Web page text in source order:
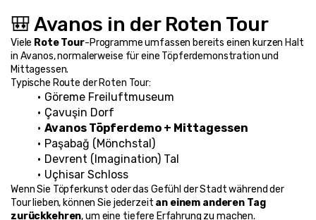
🎒 Avanos in der Roten Tour
Viele Rote Tour-Programme umfassen bereits einen kurzen Halt
in Avanos, normalerweise für eine Töpferdemonstration und
Mittagessen.
Typische Route der Roten Tour:
Göreme Freiluftmuseum
Çavuşin Dorf
Avanos Töpferdemo + Mittagessen
Paşabağ (Mönchstal)
Devrent (Imagination) Tal
Uçhisar Schloss
Wenn Sie Töpferkunst oder das Gefühl der Stadt während der
Tour lieben, können Sie jederzeit an einem anderen Tag
zurückkehren, um eine tiefere Erfahrung zu machen.